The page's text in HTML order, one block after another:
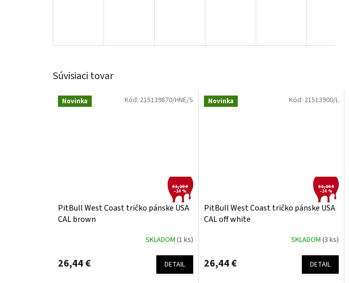
Súvisiaci tovar
Novinka
31,10 €
–14 %
PitBull West Coast tričko pánske USA
CAL brown
SKLADOM (1 ks)
26,44 € DETAIL
Kód: 215139870/HNE/S Novinka
31,10 €
–14 %
PitBull West Coast tričko pánske USA
CAL off white
SKLADOM (3 ks)
26,44 € DETAIL
Kód: 21513900/L